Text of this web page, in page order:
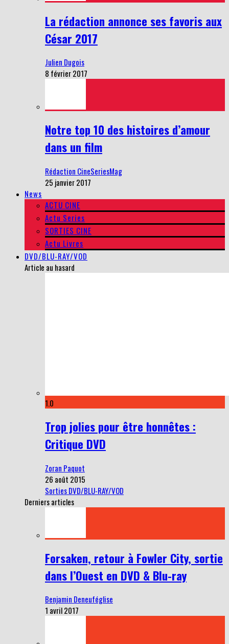
La rédaction annonce ses favoris aux
César 2017
Julien Dugois
8 février 2017
Notre top 10 des histoires d’amour
dans un film
Rédaction CineSeriesMag
25 janvier 2017
News
ACTU CINE
Actu Series
SORTIES CINE
Actu Livres
DVD/BLU-RAY/VOD
Article au hasard
1.0
Trop jolies pour être honnêtes :
Critique DVD
Zoran Paquot
26 août 2015
Sorties DVD/BLU-RAY/VOD
Derniers articles
Forsaken, retour à Fowler City, sortie
dans l’Ouest en DVD & Blu-ray
Benjamin Deneuféglise
1 avril 2017